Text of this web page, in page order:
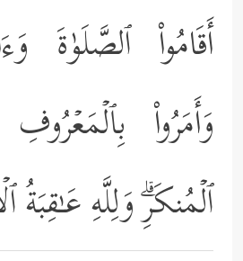
أَقَامُواْ ٱلصَّلَوٰةَ
وَأَمَرُواْ
ٱلۡمُنكَرِۗ وَلِلَّهِ عَـٰقِبَةُ